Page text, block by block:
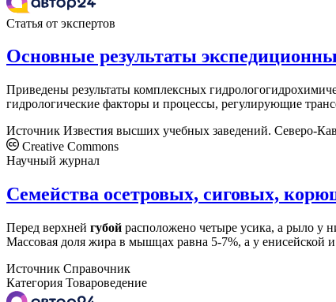
Статья от экспертов
Основные результаты
Приведены результаты комплексных
гидрологические факторы и процессы, регулирующие
Источник Известия высших учебных заведений. Северо-
Creative Commons
Научный журнал
Семейства осетровых, сиговых,
Перед верхней губой расположено четыре усика, а рыло у
Массовая доля жира в мышцах равна 5-7%, а у енисейской и
Источник Справочник
Категория Товароведение